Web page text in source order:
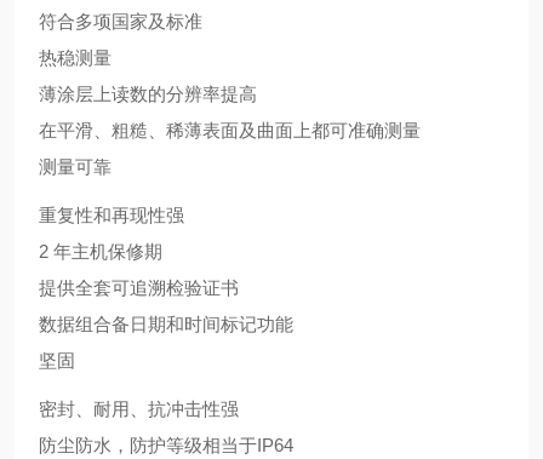
符合多项国家及标准
热稳测量
薄涂层上读数的分辨率提高
在平滑、粗糙、稀薄表面及曲面上都可准确测量
测量可靠
重复性和再现性强
2 年主机保修期
提供全套可追溯检验证书
数据组合备日期和时间标记功能
坚固
密封、耐用、抗冲击性强
防尘防水，防护等级相当于IP64